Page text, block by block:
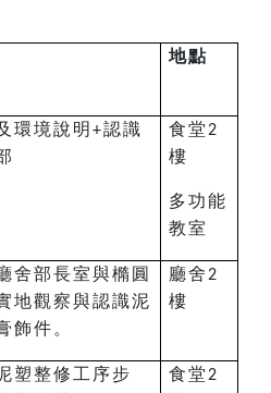
地點
環境說明 +認識
食堂2
樓
多功能
教室
舍部長室與橢圓
地觀察與認識泥
飾件。
廳舍2
樓
塑整修工序步
食堂2